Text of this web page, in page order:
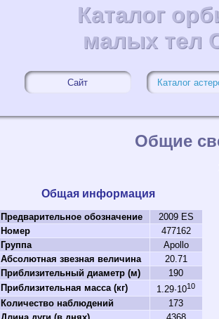
Каталог
малых тел
Каталог
малых тел
Сайт Каталог
Общие
Общая информация
Предварительное обозначение
2009 ES
Номер
477162
Группа
Apollo
Абсолютная звезная величина
20.71
Приблизительный диаметр (м)
190
Приблизительная масса (кг)
1.29·1010
Количество наблюдений
173